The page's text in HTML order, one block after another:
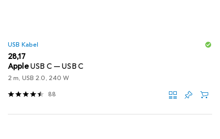
USB Kabel
EUR
28,17
AppleUSB C — USB C
2 m, USB 2.0, 240 W
88